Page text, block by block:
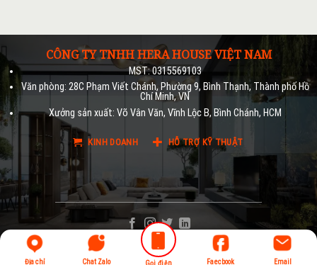
CÔNG TY TNHH HERA HOUSE VIỆT NAM
MST: 0315569103
Văn phòng: 28C Phạm Viết Chánh, Phường 9, Bình Thạnh, Thành phố Hồ
Chí Minh, VN
Xưởng sản xuất: Võ Vân Văn, Vĩnh Lộc B, Bình Chánh, HCM
KINH DOANH HỖ TRỢ KỸ THUẬT
Địa chỉ Chat Zalo Gọi điện Faecbook Email